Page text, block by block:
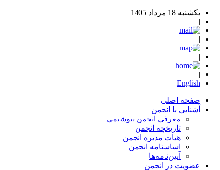
یکشنبه 18 مرداد 1405
English
صفحه اصلی
آشنایی با انجمن
معرفی انجمن بیوشیمی
تاریخچه انجمن
هیات مدیره انجمن
اساسنامه‌ انجمن
آیین‌نامه‌ها
عضویت در انجمن